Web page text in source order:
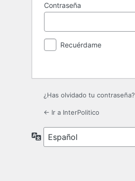
Contraseña
Recuérdame
¿Has olvidado tu contraseña?
← Ir a InterPolitico
Idioma